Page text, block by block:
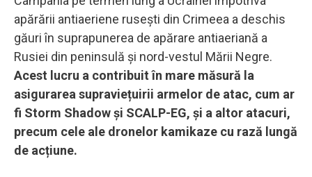
apărării antiaeriene rusești din Crimeea a deschis
găuri în suprapunerea de apărare antiaeriană a
Rusiei din peninsulă și nord-vestul Mării Negre.
Acest lucru a contribuit în mare măsură la
asigurarea supraviețuirii armelor de atac, cum ar
fi Storm Shadow și SCALP-EG, și a altor atacuri,
precum cele ale dronelor kamikaze cu rază lungă
de acțiune.